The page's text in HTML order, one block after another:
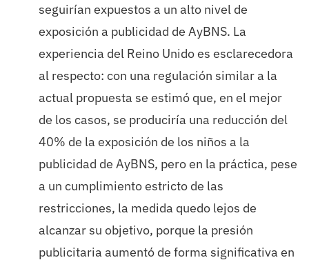
seguirían expuestos a un alto nivel de
exposición a publicidad de AyBNS. La
experiencia del Reino Unido es esclarecedora
al respecto: con una regulación similar a la
actual propuesta se estimó que, en el mejor
de los casos, se produciría una reducción del
40% de la exposición de los niños a la
publicidad de AyBNS, pero en la práctica, pese
a un cumplimiento estricto de las
restricciones, la medida quedo lejos de
alcanzar su objetivo, porque la presión
publicitaria aumentó de forma significativa en